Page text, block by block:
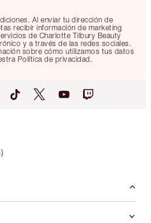
Al enviar tu dirección de
recibir información de marketing
de Charlotte Tilbury Beauty
y a través de las redes sociales.
sobre cómo utilizamos tus datos
Política de privacidad.